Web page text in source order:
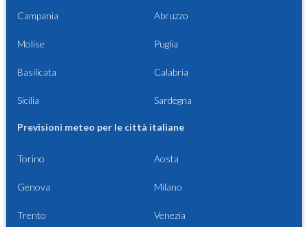
Campania Abruzzo
Molise Puglia
Basilicata Calabria
Sicilia Sardegna
Previsioni meteo per le città italiane
Torino Aosta
Genova Milano
Trento Venezia